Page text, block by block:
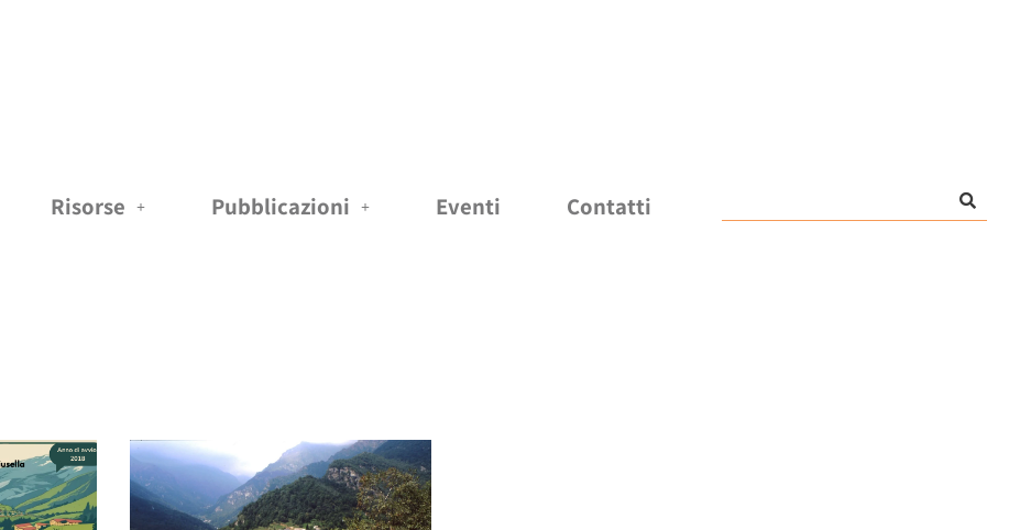
Risorse Pubblicazioni Eventi Contatti